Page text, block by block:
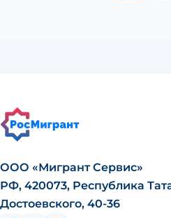
ООО «Мигрант Сервис»
РФ, 420073, Республика
Достоевского, 40-36